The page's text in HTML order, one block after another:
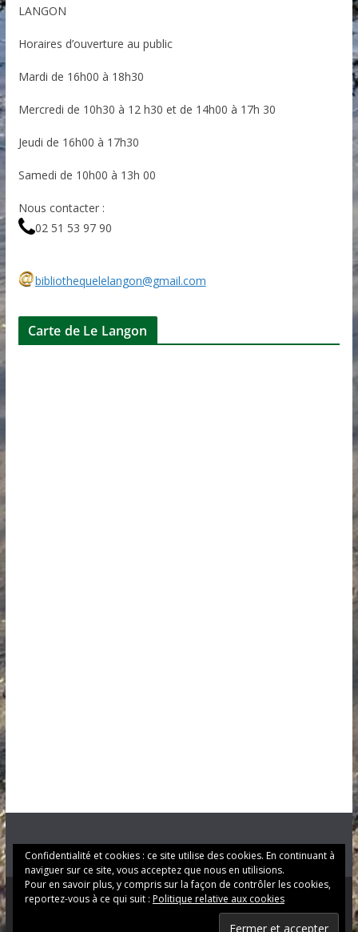
LANGON
Horaires d’ouverture au public
Mardi de 16h00 à 18h30
Mercredi de 10h30 à 12 h30 et de 14h00 à 17h 30
Jeudi de 16h00 à 17h30
Samedi de 10h00 à 13h 00
Nous contacter :
02 51 53 97 90
bibliothequelelangon@gmail.com
Carte de Le Langon
. Tous droits réservés.
Confidentialité et cookies : ce site utilise des cookies. En continuant à
naviguer sur ce site, vous acceptez que nous en utilisions.
Pour en savoir plus, y compris sur la façon de contrôler les cookies,
reportez-vous à ce qui suit : Politique relative aux cookies